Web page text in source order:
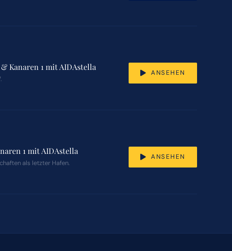
Kanaren 1 mit AIDAstella
ANSEHEN
1 mit AIDAstella
als letzter Hafen.
ANSEHEN